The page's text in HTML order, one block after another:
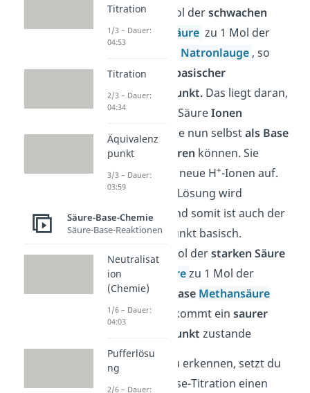
Gibst du 1 Mol derschwachen
SäureEssigsäure zu 1 Mol der
Natronlauge , so
entsteht ein
basischer
Äquivalenzpunkt. Das liegt daran,
dass aus der SäureIonen
entstehen
, die nun selbstals Base
weiterreagieren können. Sie
nehmen also neue H+-Ionen auf.
Die gesamte Lösung wird
alkalischer und somit ist auch der
Äquivalenzpunkt basisch.
Wenn du 1 Mol derstarken Säure
Schwefelsäurezu 1 Mol der
schwachen Base Methansäure
hinzufügst, kommt einsaurer
Äquivalenzpunkt zustande
Um den Punkt zu erkennen, setzt du
bei der Säure-Base-Titration einen
Titration
1/3 – Dauer:
04:53
Titration
2/3 – Dauer:
04:34
Äquivalenz
punkt
3/3 – Dauer:
03:59
Säure-Base-Chemie
Säure-Base-Reaktionen
Neutralisat
ion
(Chemie)
1/6 – Dauer:
04:03
Pufferlösu
ng
2/6 – Dauer: